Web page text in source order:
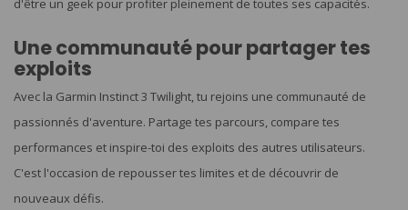
Une communauté pour partager tes
exploits
Avec la Garmin Instinct 3 Twilight, tu rejoins une communauté de
passionnés d'aventure. Partage tes parcours, compare tes
performances et inspire-toi des exploits des autres utilisateurs.
C'est l'occasion de repousser tes limites et de découvrir de
nouveaux défis.